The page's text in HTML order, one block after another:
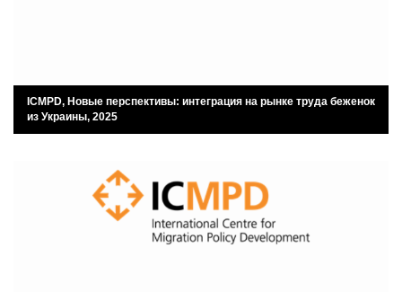
ICMPD, Новые перспективы: интеграция на рынке труда беженок
из Украины, 2025